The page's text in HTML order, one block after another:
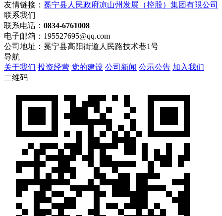
友情链接： 冕宁县人民政府凉山州发展（控股）集团有限公司
联系我们
联系电话： 0834-6761008
电子邮箱：195527695@qq.com
公司地址：冕宁县高阳街道人民路技术巷1号
导航
关于我们 投资经营 党的建设 公司新闻 公示公告 加入我们
二维码